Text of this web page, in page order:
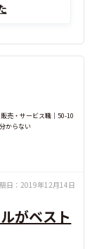
売・サービス職｜50-10
からない
日： 2019年12月14日
がベスト